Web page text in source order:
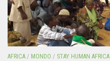
AFRICA / MONDO / STAY HUMAN AFRICA